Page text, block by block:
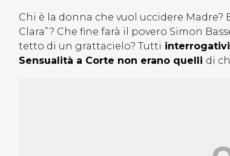
Chi è la donna che vuol uccidere Madre?
Clara”? Che fine farà il povero Simon
tetto di un grattacielo? Tutti
Sensualità a Corte non erano quelli di